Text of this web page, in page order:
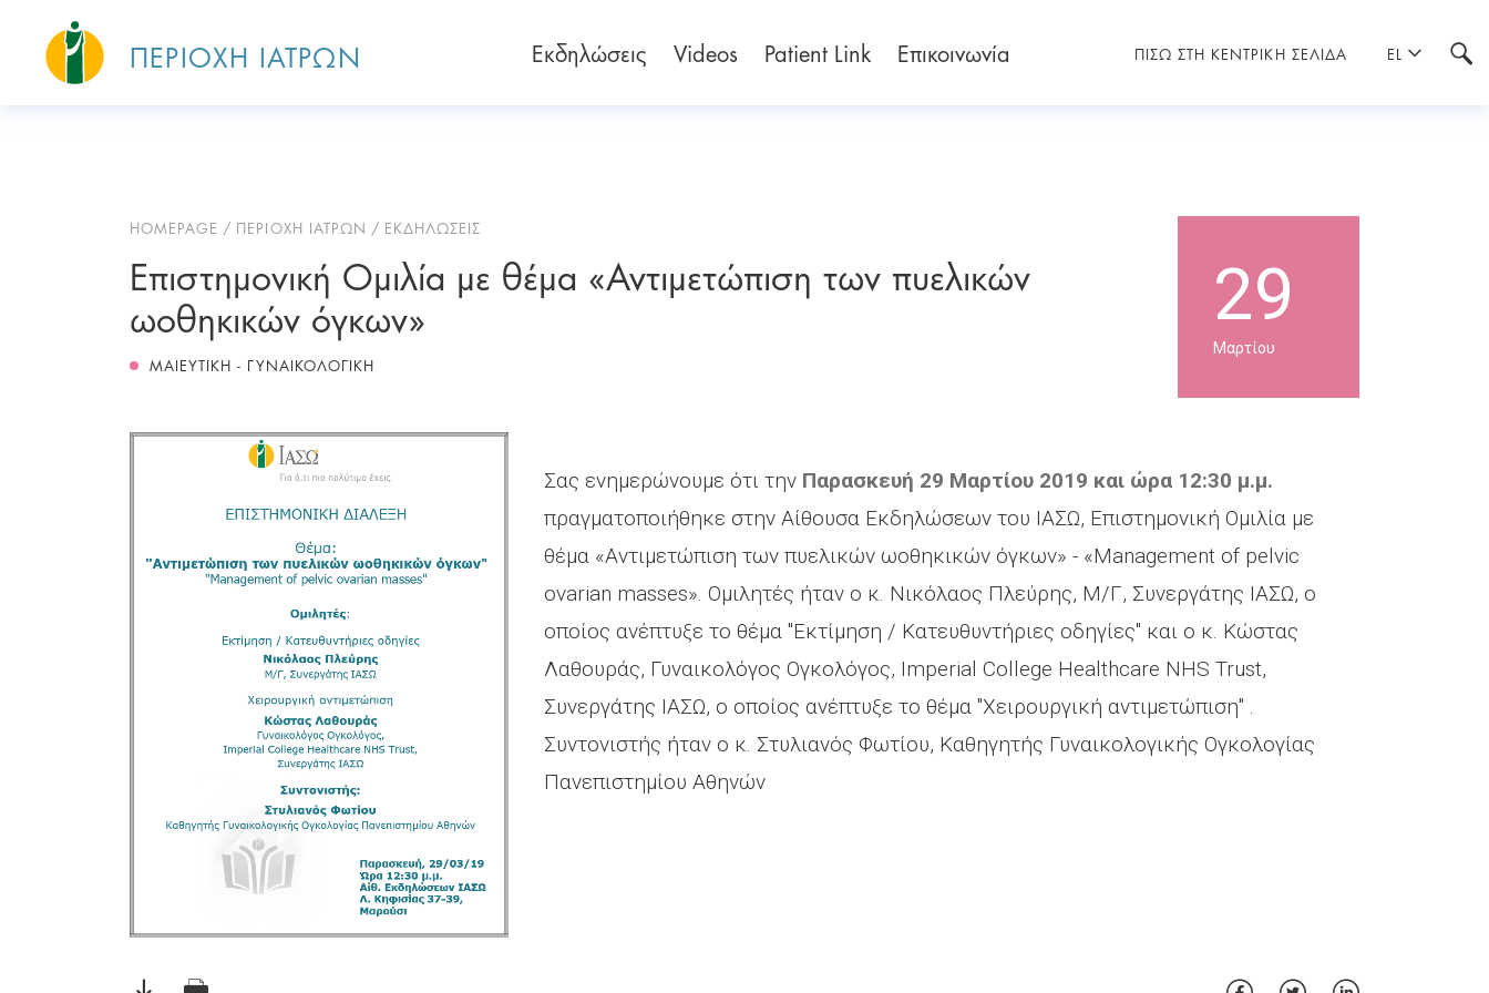
ΠΙΣΩ ΣΤΗ ΚΕΝΤΡΙΚΗ ΣΕΛΙΔΑ EL
ΠΕΡΙΟΧΗ ΙΑΤΡΩΝ Εκδηλώσεις Videos Patient Link Επικοινωνία
HOMEPAGE ΠΕΡΙΟΧΗ ΙΑΤΡΩΝ ΕΚΔΗΛΩΣΕΙΣ
29
Μαρτίου
Επιστημονική Ομιλία με θέμα «Αντιμετώπιση των πυελικών
ωοθηκικών όγκων»
ΜΑΙΕΥΤΙΚΗ - ΓΥΝΑΙΚΟΛΟΓΙΚΗ
Σας ενημερώνουμε ότι την Παρασκευή 29 Μαρτίου 2019 και ώρα 12:30 μ.μ.
πραγματοποιήθηκε στην Αίθουσα Εκδηλώσεων του ΙΑΣΩ, Επιστημονική Ομιλία με
θέμα «Αντιμετώπιση των πυελικών ωοθηκικών όγκων» - «Management of pelvic
ovarian masses». Ομιλητές ήταν ο κ. Νικόλαος Πλεύρης, Μ/Γ, Συνεργάτης ΙΑΣΩ, ο
οποίος ανέπτυξε το θέμα "Εκτίμηση / Κατευθυντήριες οδηγίες" και ο κ. Κώστας
Λαθουράς, Γυναικολόγος Ογκολόγος, Imperial College Healthcare NHS Trust,
Συνεργάτης ΙΑΣΩ, ο οποίος ανέπτυξε το θέμα "Χειρουργική αντιμετώπιση" .
Συντονιστής ήταν ο κ. Στυλιανός Φωτίου, Καθηγητής Γυναικολογικής Ογκολογίας
Πανεπιστημίου Αθηνών